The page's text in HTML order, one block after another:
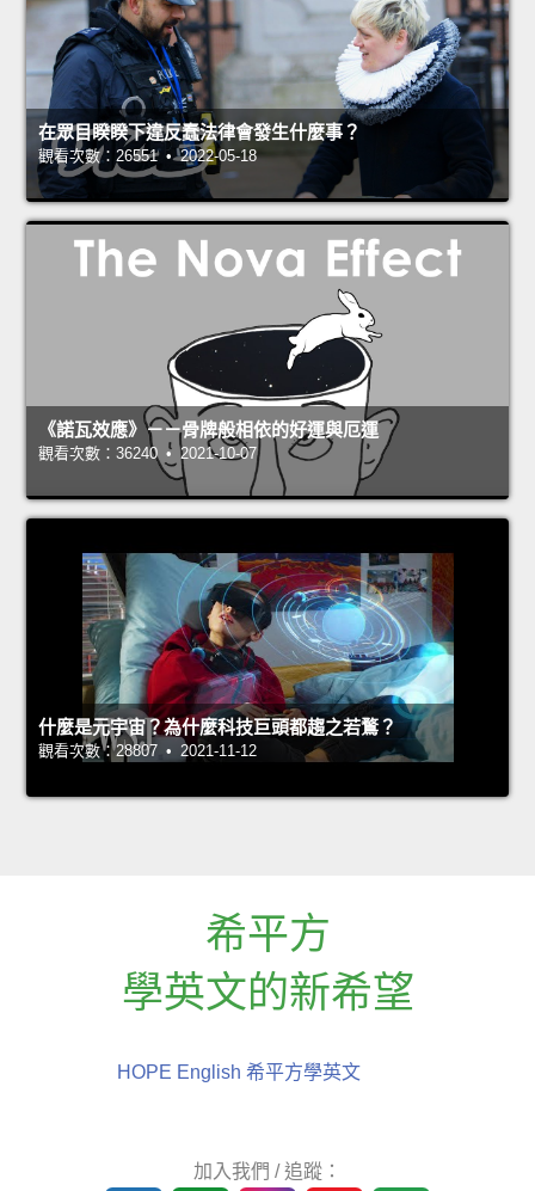
在眾目睽睽下違反蠢法律會發生什麼事？
觀看次數：26551 • 2022-05-18
《諾瓦效應》－－骨牌般相依的好運與厄運
觀看次數：36240 • 2021-10-07
什麼是元宇宙？為什麼科技巨頭都趨之若鶩？
觀看次數：28807 • 2021-11-12
希平方
學英文的新希望
HOPE English 希平方學英文
加入我們 / 追蹤：